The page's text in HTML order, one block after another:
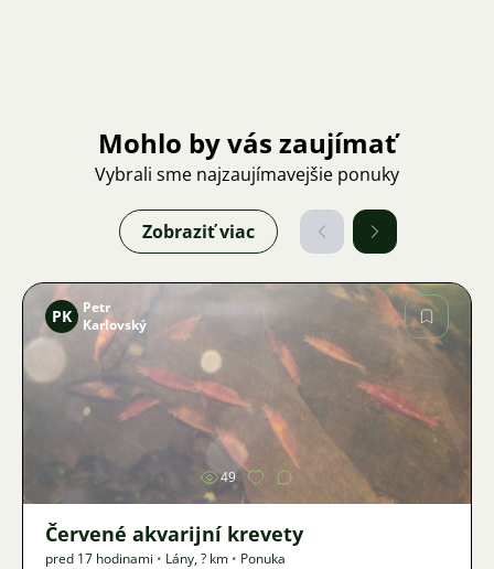
Mohlo by vás zaujímať
Vybrali sme najzaujímavejšie ponuky
Zobraziť viac
Obrázok
PK
Petr
Karlovský
49
Červené akvarijní krevety
pred 17 hodinami • Lány,? km • Ponuka